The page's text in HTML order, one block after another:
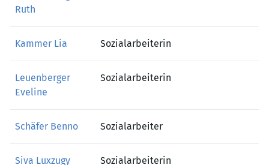
Ruth
Kammer Lia Sozialarbeiterin
Leuenberger
Eveline
Sozialarbeiterin
Schäfer Benno Sozialarbeiter
Siva Luxzugy Sozialarbeiterin